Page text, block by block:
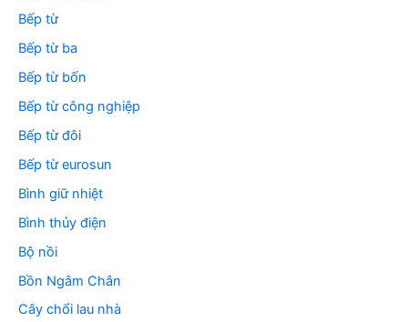
Bếp từ
Bếp từ ba
Bếp từ bốn
Bếp từ công nghiệp
Bếp từ đôi
Bếp từ eurosun
Bình giữ nhiệt
Bình thủy điện
Bộ nồi
Bồn Ngâm Chân
Cây chổi lau nhà